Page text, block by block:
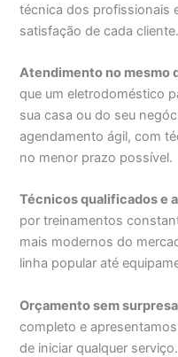
técnica dos profissionais
satisfação de cada cliente.
Atendimento no mesmo
que um eletrodoméstico
sua casa ou do seu
agendamento ágil, com
no menor prazo possível.
Técnicos qualificados e
por treinamentos
mais modernos do
linha popular até
Orçamento sem
completo e
de iniciar qualquer